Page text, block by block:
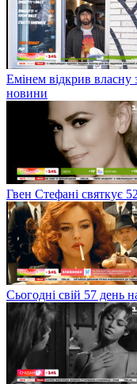
Емінем відкрив власну
новини
Гвен Стефані святкує
Сьогодні свій 57 день